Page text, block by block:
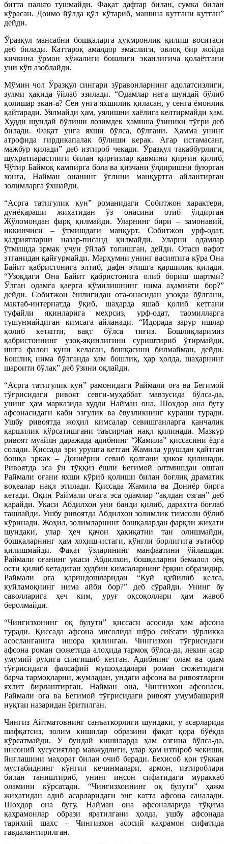
битта пальто тушмайди. Фақат дафтар билан, сумка билан
кўрасан. Доимо йўлда қўл кўтариб, машина кутгани кутган”
дейди.
Ўразқул мансабни бошқаларга ҳукмронлик қилиш воситаси
деб билади. Каттароқ амалдор эмаслиги, овлоқ бир жойда
кичкина ўрмон хўжалиги бошлиғи эканлигича қолаётгани
уни кўп азоблайди.
Мўмин чол Ўразқул сингари зўравонларнинг адолатсизлиги,
зулми ҳақида ўйлаб эзилади. “Одамлар нега шундай бўлиб
қолишар экан-а? Сен унга яхшилик қиласан, у сенга ёмонлик
қайтаради. Уялмайди ҳам, уялишни хаёлига келтирмайди ҳам.
Худди шундай бўлиши лозимдек ҳамиша ўзиники тўғри деб
билади. Фақат унга яхши бўлса, бўлгани. Ҳамма унинг
атрофида гирдикапалак бўлиши керак. Агар истамасанг,
мажбур қилади” деб изтироб чекади. Ўразқул такаббурлиги,
шуҳратпарастлиги билан қирғизлар қавмини қирғин қилиб,
Чўтир Баймоқ кампирга бола ва қизчани ўлдиришни буюрган
хонга, Найман онанинг ўғлини манқуртга айлантирган
золимларга ўхшайди.
“Асрга татигулик кун” романидаги Собитжон характери,
дунёқараши жиҳатидан ўз онасини отиб ўлдирган
Жўломондан фарқ қилмайди. Уларнинг бири – замонавий,
иккинчиси – ўтмишдаги манқурт. Собитжон урф-одат,
қадриятларни назар-писанд қилмайди. Уларни одамлар
ўтмишда эрмак учун ўйлаб топишган, дейди. Отаси вафот
этганидан қайғурмайди. Марҳумни унинг васиятига кўра Она
Байит қабристонига элтиб, дафн этишга қаршилик қилади.
“Узоқдаги Она Байит қабристонига олиб бориш шартми?
Ўлган одамга қаерга кўмилишнинг нима аҳамияти бор?”
дейди. Собитжон ёшлигидан ота-онасидан узоқда бўлгани,
мактаб-интернатда ўқиб, шаҳарда яшаб қолиб кетгани
туфайли яқинларига меҳрсиз, урф-одат, таомилларга
тушунмайдиган кимсага айланади. “Идорада зарур ишлар
қолиб кетяпти, вақт бўлса тиғиз. Бошлиқларимиз
қабристоннинг узоқ-яқинлигини суриштириб ўтирмайди,
ишга фалон куни келасан, бошқасини билмайман, дейди.
Бошлиқ нима бўлганда ҳам бошлиқ, ҳар ҳолда, шаҳарнинг
шароити бўлак” деб ўзини оқлайди.
“Асрга татигулик кун” рамонидаги Раймали оға ва Бегимой
тўғрисидаги ривоят севги-муҳаббат мавзусида бўлса-да,
унинг ҳам марказида худди Найман она, Шохдор она буғу
афсонасидаги каби эзгулик ва ёвузликнинг кураши туради.
Ушбу ривоятда жоҳил кимсалар севишганларга қанчалик
қаршилик кўрсатишгани таъсирчан нақл қилинади. Мазкур
ривоят муайян даражада адибнинг “Жамила” қиссасини ёдга
солади. Қиссада эри урушга кетган Жамила урушдан қайтган
бошқа эркак – Дониёрни севиб қолгани ҳикоя қилинади.
Ривоятда эса ўн тўққиз ёшли Бегимой олтмишдан ошган
Раймали оғани яхши кўриб қолиши билан боғлиқ драматик
воқеалар нақл этилади. Қиссада Жамила ва Дониёр бирга
кетади. Оқин Раймали оғага эса одамлар “ақлдан озган” деб
қарайди. Укаси Абдилхон уни банди қилиб, дарахтга боғлаб
ташлайди. Ушбу ривоятда Абдилхон золимлик тимсоли бўлиб
кўринади. Жоҳил, золимларнинг бошқалардан фарқли жиҳати
шундаки, улар ҳеч қачон ҳақиқатни тан олишмайди,
бошқаларнинг ҳам хоҳиш-истаги, кўнгли борлигига эътибор
қилишмайди. Фақат ўзларининг манфаатини ўйлашади.
Раймали оғанинг укаси Абдилхон, бошқаларни бемалол оёқ
ости қилиб кетадиган худбин кимсаларнинг ёрқин образидир.
Раймали оға қариндошларидан “Куй қуйилиб келса,
куйламоқнинг нима айби бор?” деб сўрайди. Унинг бу
саволларига ҳеч ким, уруғ оқсоқоллари ҳам жавоб
беролмайди.
“Чингизхонинг оқ булути” қиссаси асосида ҳам афсона
туради. Қиссада афсона мисолида шўро сиёсати зўрликка
асосланганига ишора қилинган. Чингизхон тўғрисидаги
афсона роман сюжетида алоҳида тармоқ бўлса-да, лекин асар
умумий руҳига сингишиб кетган. Адибнинг олам ва одам
тўғрисидаги фалсафий мушоҳадалари роман сюжетидаги
барча тармоқларни, жумладан, ундаги афсона ва ривоятларни
яхлит бирлаштирган. Найман она, Чингизхон афсонаси,
Раймали оға ва Бегимой тўғрисидаги ривоят умумбашарий
нуқтаи назаридан ёритилган.
Чингиз Айтматовнинг санъаткорлиги шундаки, у асарларида
шафқатсиз, золим кишилар образини фақат қора бўёқда
кўрсатмайди. У бундай кишиларда ҳам озгина бўлса-да,
инсоний хусусиятлар мавжудлиги, улар ҳам изтироб чекиши,
йиғлашини маҳорат билан очиб беради. Беҳисоб қон тўккан
мустабиднинг кўнгил кечинмалари, армон, изтироблари
билан таништириб, унинг инсон сифатидаги мураккаб
оламини кўрсатади. “Чингизхоннинг оқ булути” ҳажм
жиҳатидан адиб асарларидаги энг катта афсона саналади.
Шохдор она буғу, Найман она афсоналарида тўқима
қаҳрамонлар образи яратилгани ҳолда, ушбу афсонада
тарихий шахс – Чингизхон асосий қаҳрамон сифатида
гавдалантирилган.